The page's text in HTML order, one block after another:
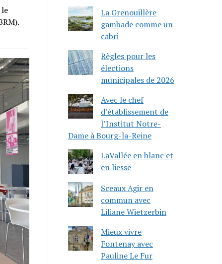
La Grenouillère
gambade comme un
cabri
Règles pour les
élections
municipales de 2026
Avec le chef
d’établissement de
l’Institut Notre-
Dame à Bourg-la-Reine
LaVallée en blanc et
en liesse
Sceaux Agir en
commun avec
Liliane Wietzerbin
Mieux vivre
Fontenay avec
Pauline Le Fur